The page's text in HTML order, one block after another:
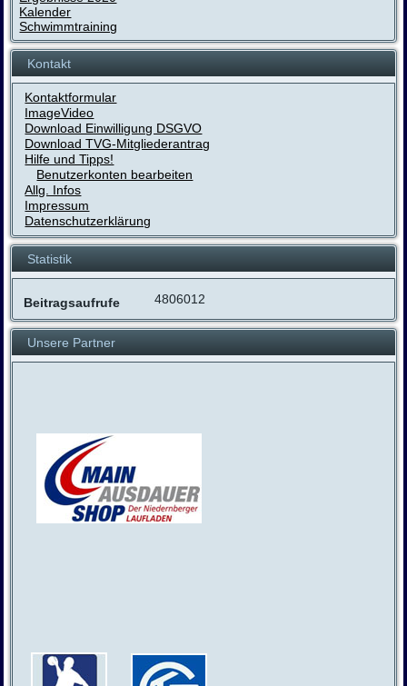
Kalender
Schwimmtraining
Kontakt
Kontaktformular
ImageVideo
Download Einwilligung DSGVO
Download TVG-Mitgliederantrag
Hilfe und Tipps!
Benutzerkonten bearbeiten
Allg. Infos
Impressum
Datenschutzerklärung
Statistik
Beitragsaufrufe 4806012
Unsere Partner